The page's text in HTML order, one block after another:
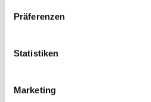
Präferenzen
Statistiken
Marketing